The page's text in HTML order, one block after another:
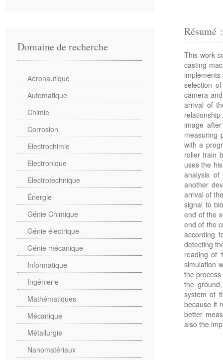
This work
casting
selection
camera
arrival of
image
measuring
with a
roller train
uses the
analysis
another
arrival of
signal to
end of the
end of the
according
detecting
reading of
simulation
the
the
system of
because it
better
also the
Domaine de recherche
Aéronautique
Automatique
Chimie
Corrosion
Electrochimie
Electronique
Electrotechnique
Énergie
Génie Chimique
Génie électrique
Génie mécanique
Informatique
Ingénierie
Mathématiques
Mécanique
Métallurgie
Nanomatériaux